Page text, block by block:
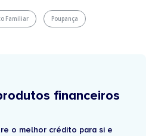
Familiar Poupança
financeiros
o melhor crédito para si e